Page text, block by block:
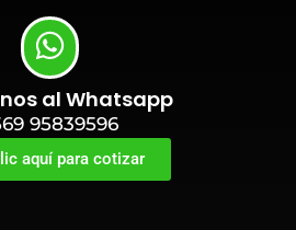
al Whatsapp
95839596
aquí para cotizar